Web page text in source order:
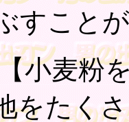
すこと
小麦粉
たくさ